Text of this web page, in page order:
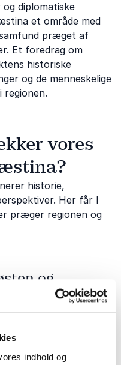
indhold og
diplomatiske
et område med
præget af
Et foredrag om
historiske
og de menneskelige
regionen.
vores
historie,
Her får I
præger regionen og
og
er det vigtigt at
indsigt i regionens
internationale